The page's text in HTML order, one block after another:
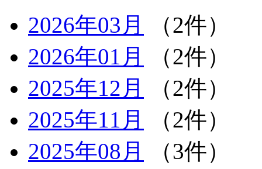
2026年03月
（2件）
2026年01月
（2件）
2025年12月
（2件）
2025年11月
（2件）
2025年08月
（3件）